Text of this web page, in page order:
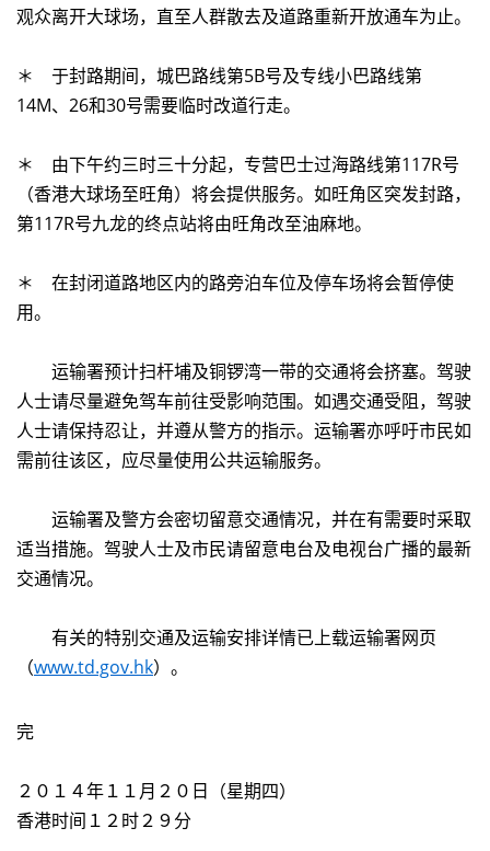
观众离开大球场，直至人群散去及道路重新开放通车为止。
＊ 于封路期间，城巴路线第5B号及专线小巴路线第
14M、26和30号需要临时改道行走。
＊ 由下午约三时三十分起，专营巴士过海路线第117R号
（香港大球场至旺角）将会提供服务。如旺角区突发封路，
第117R号九龙的终点站将由旺角改至油麻地。
＊ 在封闭道路地区内的路旁泊车位及停车场将会暂停使
用。
运输署预计扫杆埔及铜锣湾一带的交通将会挤塞。驾驶
人士请尽量避免驾车前往受影响范围。如遇交通受阻，驾驶
人士请保持忍让，并遵从警方的指示。运输署亦呼吁市民如
需前往该区，应尽量使用公共运输服务。
运输署及警方会密切留意交通情况，并在有需要时采取
适当措施。驾驶人士及市民请留意电台及电视台广播的最新
交通情况。
有关的特别交通及运输安排详情已上载运输署网页
（www.td.gov.hk）。
完
２０１４年１１月２０日（星期四）
香港时间１２时２９分